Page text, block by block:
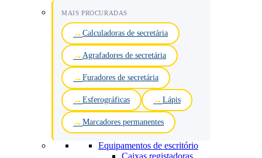
MAIS PROCURADAS
Calculadoras de secretária
Agrafadores de secretária
Furadores de secretária
Esferográficas Lápis
Marcadores permanentes
Equipamentos de escritório
Caixas registadoras